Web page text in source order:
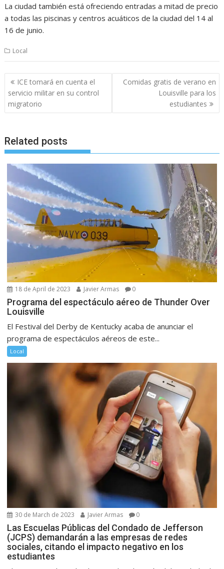
La ciudad también está ofreciendo entradas a mitad de precio
a todas las piscinas y centros acuáticos de la ciudad del 14 al
16 de junio.
Local
Post
navigation
ICE tomará en cuenta el
servicio militar en su control
migratorio
Comidas gratis de verano en
Louisville para los
estudiantes
Related posts
18 de April de 2023 Javier Armas 0
Programa del espectáculo aéreo de Thunder Over
Louisville
El Festival del Derby de Kentucky acaba de anunciar el
programa de espectáculos aéreos de este...
Local
30 de March de 2023 Javier Armas 0
Las Escuelas Públicas del Condado de Jefferson
(JCPS) demandarán a las empresas de redes
sociales, citando el impacto negativo en los
estudiantes